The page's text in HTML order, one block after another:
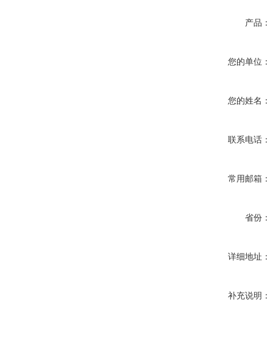
产品：
您的单位：
您的姓名：
联系电话：
常用邮箱：
省份：
详细地址：
补充说明：